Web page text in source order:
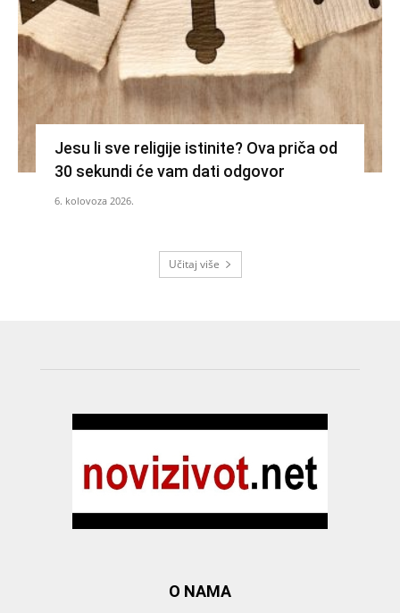
Jesu li sve religije istinite? Ova priča od
30 sekundi će vam dati odgovor
6. kolovoza 2026.
Učitaj više
O NAMA